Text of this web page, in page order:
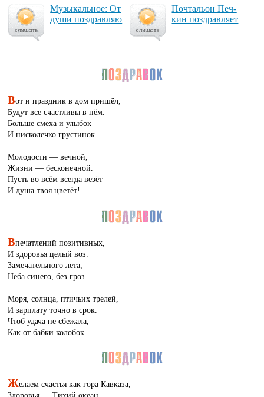
Му­зы­каль­ное: От
ду­ши поз­драв­ляю
Поч­таль­он Печ­
кин поз­драв­ля­ет
Вот и праздник в дом пришёл,
Будут все счастливы в нём.
Больше смеха и улыбок
И нисколечко грустинок.
Молодости — вечной,
Жизни — бесконечной.
Пусть во всём всегда везёт
И душа твоя цветёт!
Впечатлений позитивных,
И здоровья целый воз.
Замечательного лета,
Неба синего, без гроз.
Моря, солнца, птичьих трелей,
И зарплату точно в срок.
Чтоб удача не сбежала,
Как от бабки колобок.
Желаем счастья как гора Кавказа,